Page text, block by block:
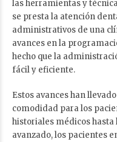
las herramientas y
se presta la atención
administrativos de una
avances en la
hecho que la
fácil y eficiente.
Estos avances han
comodidad para los
historiales médicos
avanzado, los pacientes